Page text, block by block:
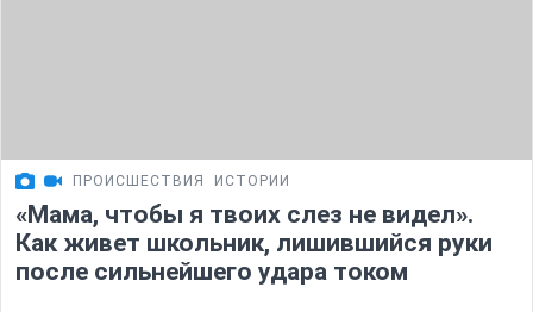
ПРОИСШЕСТВИЯ ИСТОРИИ
«Мама, чтобы я твоих слез не видел».
Как живет школьник, лишившийся руки
после сильнейшего удара током